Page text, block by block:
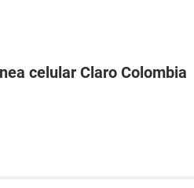
celular Claro Colombia